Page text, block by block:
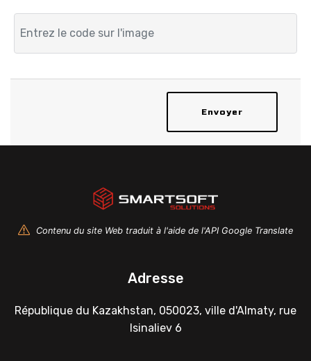
Envoyer
Contenu du site Web traduit à l'aide de l'API Google Translate
Adresse
République du Kazakhstan, 050023, ville d'Almaty, rue
Isinaliev 6